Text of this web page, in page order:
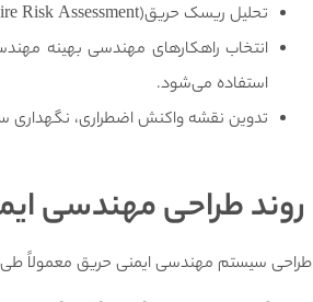
تحلیل ریسک حریق(Fire Risk Assessment): تشخیص منابع اشتعال، مسیر گسترش، آسیب‌ها.
استفاده می‌شود.
تدوین نقشه واکنش اضطراری، نگهداری
روند طراحی مهندسی
طراحی سیستم مهندسی ایمنی حریق معمولاً